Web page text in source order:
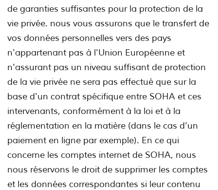
de garanties suffisantes pour la protection de la
vie privée. nous vous assurons que le transfert de
vos données personnelles vers des pays
n'appartenant pas à l'Union Européenne et
n'assurant pas un niveau suffisant de protection
de la vie privée ne sera pas effectué que sur la
base d'un contrat spécifique entre SOHA et ces
intervenants, conformément à la loi et à la
réglementation en la matière (dans le cas d’un
paiement en ligne par exemple). En ce qui
concerne les comptes internet de SOHA, nous
nous réservons le droit de supprimer les comptes
et les données correspondantes si leur contenu